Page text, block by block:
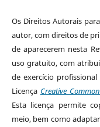
Os Direitos Autorais
autor, com direitos de
de aparecerem nesta
uso gratuito, com
de exercício
Licença Creative
Esta licença permite
meio, bem como